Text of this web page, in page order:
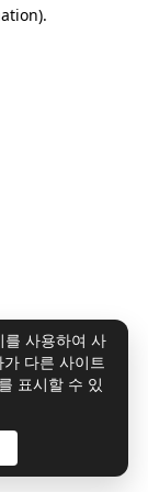
를 사용하여 사
다른 사이트
표시할 수 있